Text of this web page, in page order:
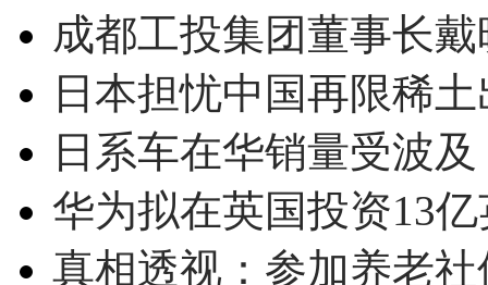
成都工投集团董事长
日本担忧中国再限稀
日系车在华销量受波
华为拟在英国投资13
真相透视：参加养老